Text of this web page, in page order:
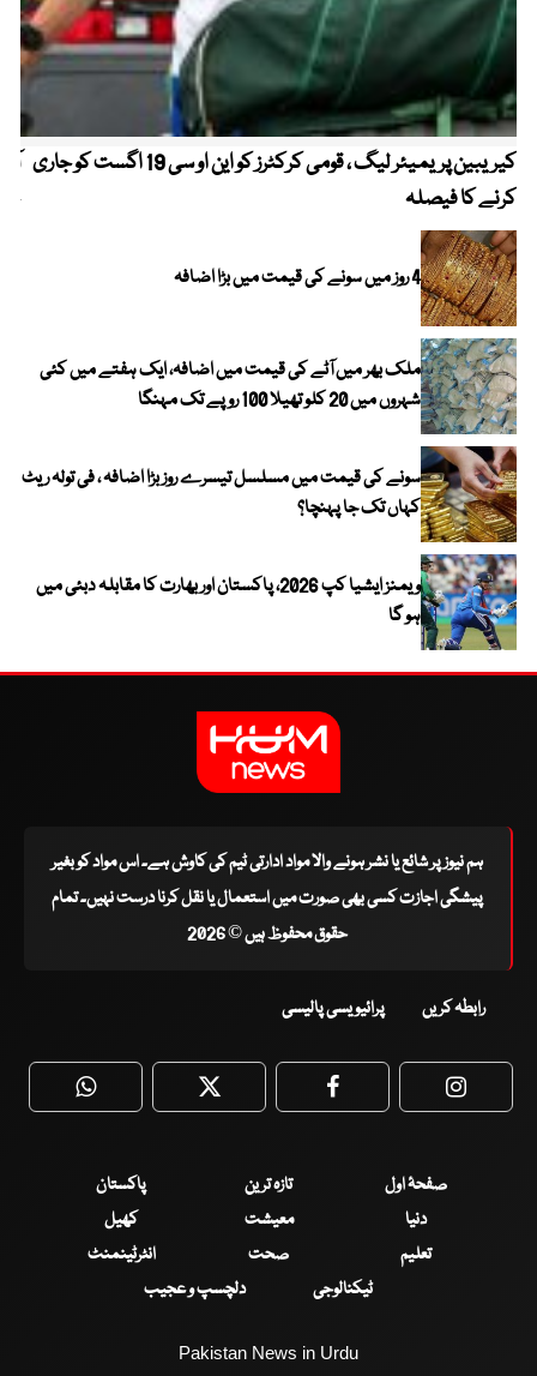
کیریبین پریمیئر لیگ ، قومی کرکٹرز کو این او سی 19 اگست کو جاری
کرنے کا فیصلہ
4 روز میں سونے کی قیمت میں بڑا اضافہ
ملک بھر میں آٹے کی قیمت میں اضافہ، ایک ہفتے میں کئی
شہروں میں 20 کلو تھیلا 100 روپے تک مہنگا
سونے کی قیمت میں مسلسل تیسرے روز بڑا اضافہ ، فی تولہ ریٹ
کہاں تک جا پہنچا؟
ویمنز ایشیا کپ 2026، پاکستان اور بھارت کا مقابلہ دبئی میں
ہو گا
ہم نیوز پر شائع یا نشر ہونے والا مواد ادارتی ٹیم کی کاوش ہے۔ اس مواد کو بغیر
پیشگی اجازت کسی بھی صورت میں استعمال یا نقل کرنا درست نہیں۔ تمام
حقوق محفوظ ہیں © 2026
رابطہ کریں پرائیویسی پالیسی
WhatsApp Twitter Facebook
صفحۂ اول تازہ ترین
پاکستان
دنیا
معیشت
کھیل
تعلیم
صحت
انٹرٹینمنٹ
ٹیکنالوجی
دلچسپ و عجیب
Pakistan News in Urdu